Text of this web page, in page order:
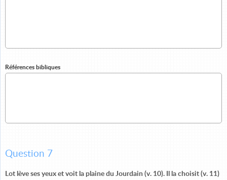
Références bibliques
Question 7
Lot lève ses yeux et voit la plaine du Jourdain (v. 10). Il la choisit (v. 11)